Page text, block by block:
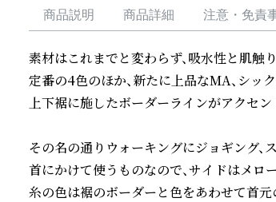
商品説明 商品詳細 注意・免責
素材はこれまでと変わらず、吸水性と肌触
定番の4色のほか、新たに上品なMA、シッ
上下裾に施したボーダーラインがアクセ
その名の通りウォーキングにジョギング、
首にかけて使うものなので、サイドはメロ
糸の色は裾のボーダーと色をあわせて首元